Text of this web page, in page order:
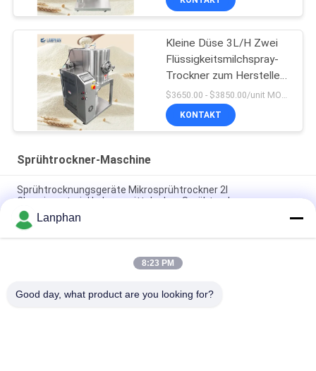
Kleine Düse 3L/H Zwei
Flüssigkeitsmilchspray-
Trockner zum Herstellen
von Eier-Whey
Milchpulver
$3650.00 - $3850.00/unit MOQ:1 Einheit
KONTAKT
Sprühtrockner-Maschine
Sprühtrocknungsgeräte Mikrosprühtrockner 2l
Chemiematerial Lebensmittelpulver Sprühtrockner
Pilot Sprühtrocknungsmaschine Sprühtrocknungsmaschine
Kleines Sprühtrockner für Hefepulver
2L/h Sprühtrockner Sprühtrockner Sprühtrocknungs-System
Lanphan
8:23 PM
Good day, what product are you looking for?